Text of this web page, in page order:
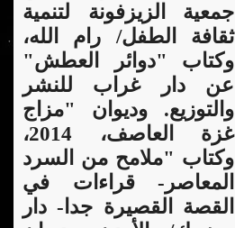
جمعية الزيزفونة لتنمية
ثقافة الطفل/ رام الله،
وكتاب "دوائر العطش"
عن دار غراب للنشر
والتوزيع. وديوان "مزاج
غزة العاصف، 2014،
وكتاب "ملامح من السرد
المعاصر- قراءات في
القصة القصيرة جدا- دار